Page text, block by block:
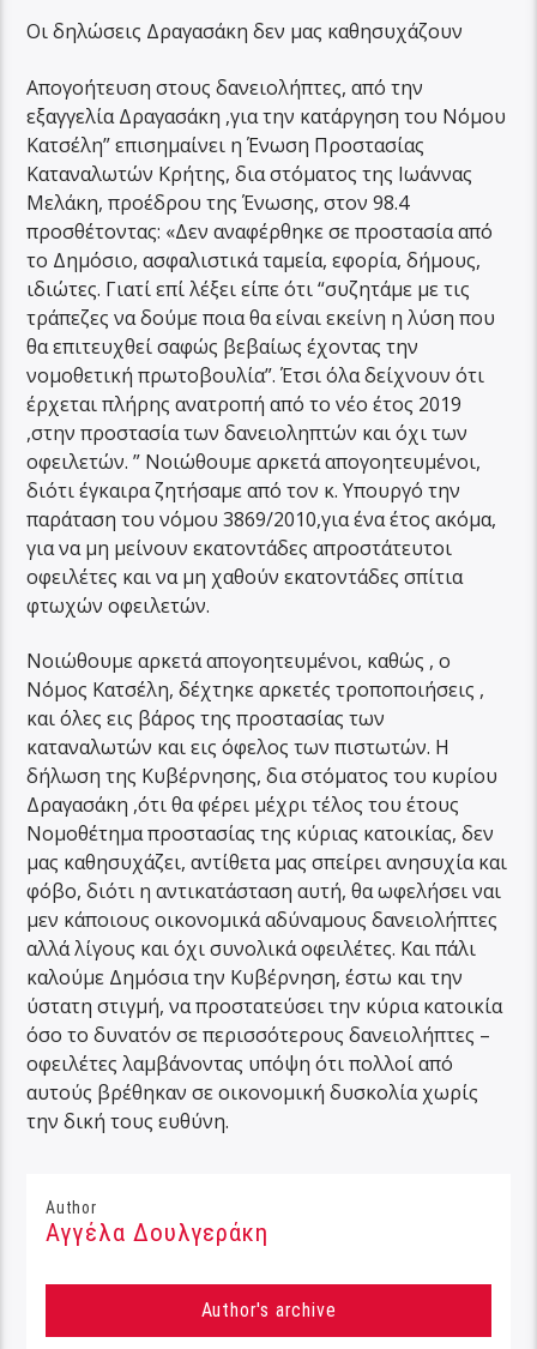
Οι δηλώσεις Δραγασάκη δεν μας καθησυχάζουν
Απογοήτευση στους δανειολήπτες, από την
εξαγγελία Δραγασάκη ,για την κατάργηση του Νόμου
Κατσέλη” επισημαίνει η Ένωση Προστασίας
Καταναλωτών Κρήτης, δια στόματος της Ιωάννας
Μελάκη, προέδρου της Ένωσης, στον 98.4
προσθέτοντας: «Δεν αναφέρθηκε σε προστασία από
το Δημόσιο, ασφαλιστικά ταμεία, εφορία, δήμους,
ιδιώτες. Γιατί επί λέξει είπε ότι “συζητάμε με τις
τράπεζες να δούμε ποια θα είναι εκείνη η λύση που
θα επιτευχθεί σαφώς βεβαίως έχοντας την
νομοθετική πρωτοβουλία”. Έτσι όλα δείχνουν ότι
έρχεται πλήρης ανατροπή από το νέο έτος 2019
,στην προστασία των δανειοληπτών και όχι των
οφειλετών. ” Νοιώθουμε αρκετά απογοητευμένοι,
διότι έγκαιρα ζητήσαμε από τον κ. Υπουργό την
παράταση του νόμου 3869/2010,για ένα έτος ακόμα,
για να μη μείνουν εκατοντάδες απροστάτευτοι
οφειλέτες και να μη χαθούν εκατοντάδες σπίτια
φτωχών οφειλετών.
Νοιώθουμε αρκετά απογοητευμένοι, καθώς , ο
Νόμος Κατσέλη, δέχτηκε αρκετές τροποποιήσεις ,
και όλες εις βάρος της προστασίας των
καταναλωτών και εις όφελος των πιστωτών. Η
δήλωση της Κυβέρνησης, δια στόματος του κυρίου
Δραγασάκη ,ότι θα φέρει μέχρι τέλος του έτους
Νομοθέτημα προστασίας της κύριας κατοικίας, δεν
μας καθησυχάζει, αντίθετα μας σπείρει ανησυχία και
φόβο, διότι η αντικατάσταση αυτή, θα ωφελήσει ναι
μεν κάποιους οικονομικά αδύναμους δανειολήπτες
αλλά λίγους και όχι συνολικά οφειλέτες. Και πάλι
καλούμε Δημόσια την Κυβέρνηση, έστω και την
ύστατη στιγμή, να προστατεύσει την κύρια κατοικία
όσο το δυνατόν σε περισσότερους δανειολήπτες –
οφειλέτες λαμβάνοντας υπόψη ότι πολλοί από
αυτούς βρέθηκαν σε οικονομική δυσκολία χωρίς
την δική τους ευθύνη.
Author
Αγγέλα Δουλγεράκη
Author's archive